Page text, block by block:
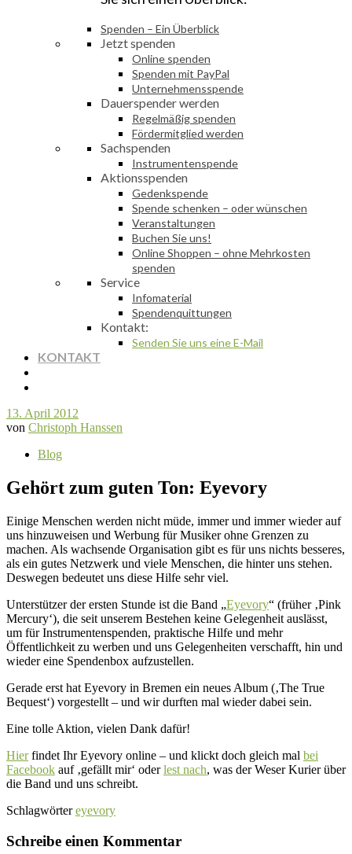
Spenden – Ein Überblick
Jetzt spenden
Online spenden
Spenden mit PayPal
Unternehmensspende
Dauerspender werden
Regelmäßig spenden
Fördermitglied werden
Sachspenden
Instrumentenspende
Aktionsspenden
Gedenkspende
Spende schenken – oder wünschen
Veranstaltungen
Buchen Sie uns!
Online Shoppen – ohne Mehrkosten
spenden
Service
Infomaterial
Spendenquittungen
Kontakt:
Senden Sie uns eine E-Mail
KONTAKT
13. April 2012
von Christoph Hanssen
Blog
Gehört zum guten Ton: Eyevory
Einige Menschen werden nicht müde, immer und immer wieder auf
uns hinzuweisen und Werbung für Musiker ohne Grenzen zu
machen. Als wachsende Organisation gibt es für uns nichts besseres,
als ein gutes Netzwerk und viele Menschen, die hinter uns stehen.
Deswegen bedeutet uns diese Hilfe sehr viel.
Unterstützer der ersten Stunde ist die Band „Eyevory“ (früher ‚Pink
Mercury‘), die seit unserem Bestehen keine Gelegenheit auslässt,
um für Instrumentenspenden, praktische Hilfe und mehr
Öffentlichkeit zu werben und uns Gelegenheiten verschafft, hin und
wieder eine Spendenbox aufzustellen.
Gerade erst hat Eyevory in Bremen ein neues Album (‚The True
Bequest‘) vorgestellt – und wir durften mal wieder dabei sein.
Eine tolle Aktion, vielen Dank dafür!
Hierfindet Ihr Eyevory online – und klickt doch gleich mal bei
Facebook auf ‚gefällt mir‘ oderlest nach, was der Weser Kurier über
die Band und uns schreibt.
Schlagwörter eyevory
Schreibe einen Kommentar